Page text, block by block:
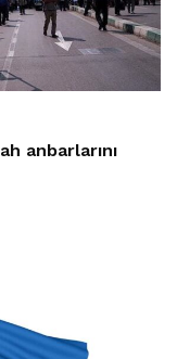
anbarlarını